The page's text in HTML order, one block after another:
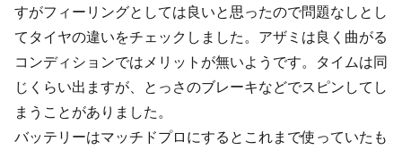
すがフィーリングとしては良いと思ったので問題なしとし
てタイヤの違いをチェックしました。アザミは良く曲がる
コンディションではメリットが無いようです。タイムは同
じくらい出ますが、とっさのブレーキなどでスピンしてし
まうことがありました。
バッテリーはマッチドプロにするとこれまで使っていたも